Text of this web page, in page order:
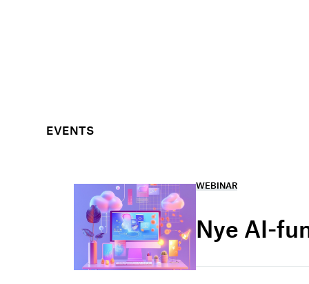
EVENTS
WEBINAR
Nye AI-